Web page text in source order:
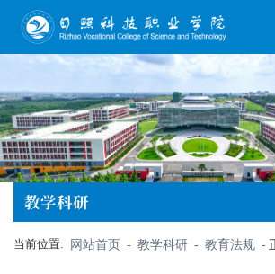
教学科研
当前位置: 网站首页 - 教学科研 - 教育法规 -